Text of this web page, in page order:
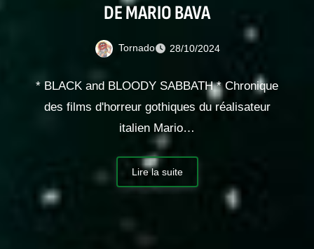
DE MARIO BAVA
Tornado 28/10/2024
* BLACK and BLOODY SABBATH * Chronique
des films d'horreur gothiques du réalisateur
italien Mario…
Lire la suite